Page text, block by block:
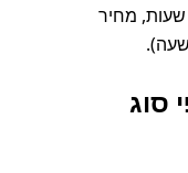
הסעה פרטית: זמן ממוצע 9.2 שעות, מחיר
סוג